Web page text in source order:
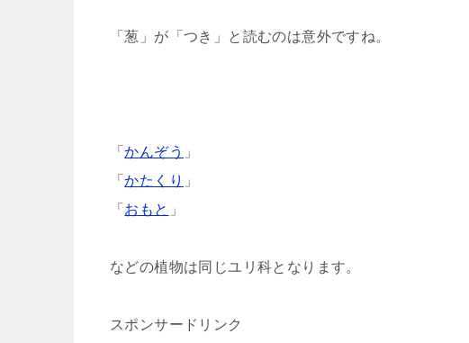
「葱」が「つき」と読むのは意外ですね。
「かんぞう 」
「かたくり 」
「 おもと 」
などの植物は同じユリ科となります。
スポンサードリンク